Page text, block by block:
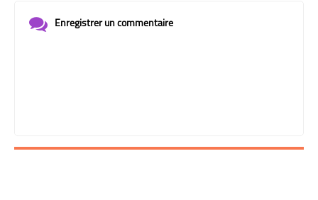
Enregistrer un commentaire